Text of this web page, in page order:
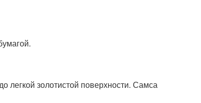
легкой золотистой поверхности. Самса